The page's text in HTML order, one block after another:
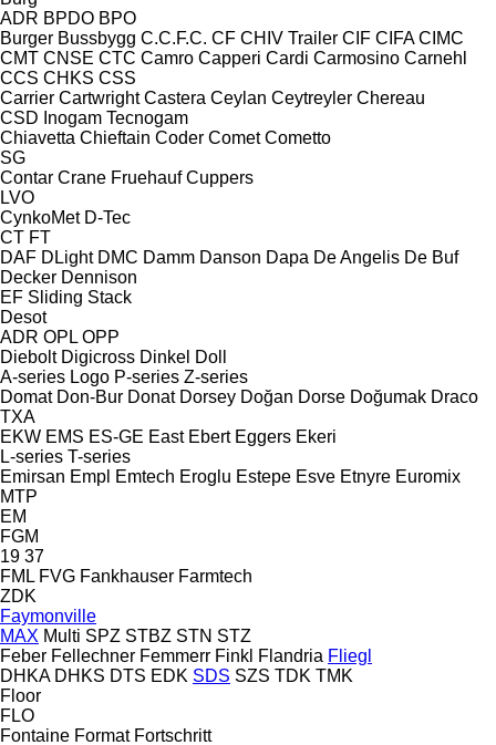
ADR BPDO BPO
Burger Bussbygg C.C.F.C. CF CHIV Trailer CIF CIFA CIMC
CMT CNSE CTC Camro Capperi Cardi Carmosino Carnehl
CCS CHKS CSS
Carrier Cartwright Castera Ceylan Ceytreyler Chereau
CSD Inogam Tecnogam
Chiavetta Chieftain Coder Comet Cometto
SG
Contar Crane Fruehauf Cuppers
LVO
CynkoMet D-Tec
CT FT
DAF DLight DMC Damm Danson Dapa De Angelis De Buf
Decker Dennison
EF Sliding Stack
Desot
ADR OPL OPP
Diebolt Digicross Dinkel Doll
A-series Logo P-series Z-series
Domat Don-Bur Donat Dorsey Doğan Dorse Doğumak Draco
TXA
EKW EMS ES-GE East Ebert Eggers Ekeri
L-series T-series
Emirsan Empl Emtech Eroglu Estepe Esve Etnyre Euromix
MTP
EM
FGM
19 37
FML FVG Fankhauser Farmtech
ZDK
Faymonville
MAX Multi SPZ STBZ STN STZ
Feber Fellechner Femmerr Finkl Flandria Fliegl
DHKA DHKS DTS EDK SDS SZS TDK TMK
Floor
FLO
Fontaine Format Fortschritt